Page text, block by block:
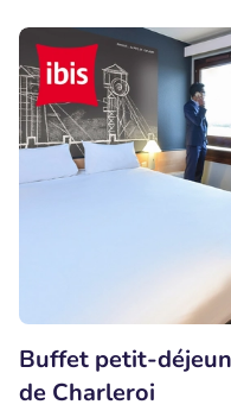
Buffet petit-
de Charleroi